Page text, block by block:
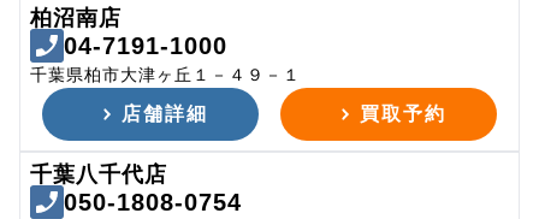
柏沼南店
04-7191-1000
千葉県柏市大津ヶ丘１－４９－１
店舗詳細 買取予約
千葉八千代店
050-1808-0754